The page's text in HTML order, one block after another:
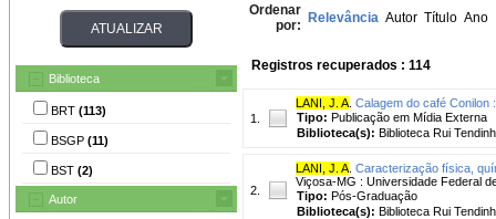
Biblioteca
BRT (113)
BSGP (11)
BST (2)
Autor
Ordenar
por: Relevância Autor Título Ano
Registros recuperados : 114
1.
LANI, J. A Calagem do café Conilon
Tipo: Publicação em Mídia Externa
Biblioteca(s): Biblioteca Rui
2.
LANI, J. A Caracterização física,
Viçosa-MG : Universidade Federal
Tipo: Pós-Graduação
Biblioteca(s): Biblioteca Rui